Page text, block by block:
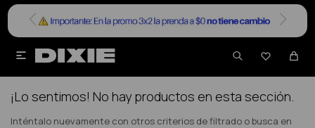


NO SE HAN RECUPERADO PRODUCTOS
¡Lo sentimos! No hay productos en esta sección.
Inténtalo nuevamente con otros criterios de filtrado o busca en